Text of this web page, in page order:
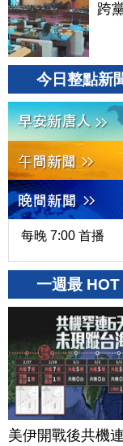
跨
今日整點新
每晚 7:00 首播
一週最 HOT
美伊開戰後共機